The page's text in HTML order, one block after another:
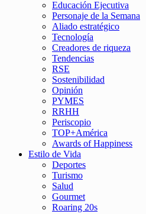
Educación Ejecutiva
Personaje de la Semana
Aliado estratégico
Tecnología
Creadores de riqueza
Tendencias
RSE
Sostenibilidad
Opinión
PYMES
RRHH
Periscopio
TOP+América
Awards of Happiness
Estilo de Vida
Deportes
Turismo
Salud
Gourmet
Roaring 20s